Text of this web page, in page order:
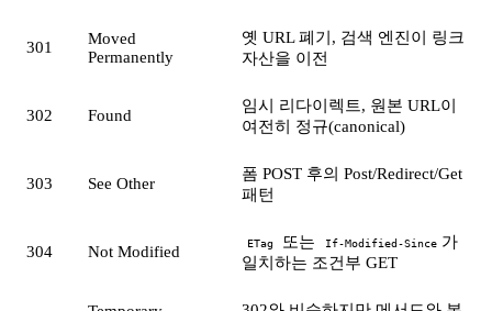
301
Moved
Permanently
옛 URL 폐기, 검색 엔진이 링크
자산을 이전
302 Found
임시 리다이렉트, 원본 URL이
여전히 정규(canonical)
303 See Other
폼 POST 후의 Post/Redirect/Get
패턴
304 Not Modified ETag 또는 If-Modified-Since 가
일치하는 조건부 GET